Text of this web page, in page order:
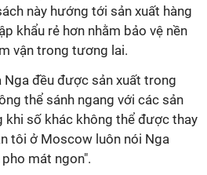
này hướng tới sản xuất hàng
khẩu rẻ hơn nhằm bảo vệ nền
vận trong tương lai.
đều được sản xuất trong
thể sánh ngang với các sản
khi số khác không thể được thay
tôi ở Moscow luôn nói Nga
mát ngon".